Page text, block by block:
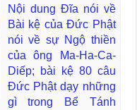
Nội dung Đĩa nói về
Bài kệ của Đức Phật
nói về sự Ngộ thiền
của ông Ma-Ha-Ca-
Diếp; bài kệ 80 câu
Đức Phật dạy những
gì trong Bể Tánh